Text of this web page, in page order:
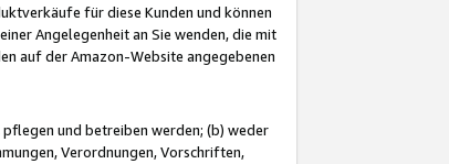
für diese Kunden und können
Angelegenheit an Sie wenden, die mit
auf der Amazon-Website angegebenen
und betreiben werden; (b) weder
Verordnungen, Vorschriften,